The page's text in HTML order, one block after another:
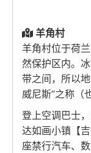
羊角村
羊角村位于荷
然保护区内。
带之间，所以
威尼斯”之称（
登上空调巴士
达如画小镇【
座禁行汽车、